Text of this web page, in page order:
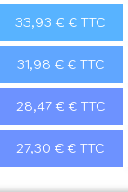
33,93 € € TTC
31,98 € € TTC
28,47 € € TTC
27,30 € € TTC